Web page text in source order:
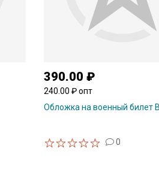
390.00 ₽
240.00 ₽ опт
Обложка на военный билет
0